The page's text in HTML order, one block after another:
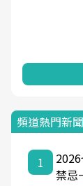
頻道熱門新聞
1
禁忌